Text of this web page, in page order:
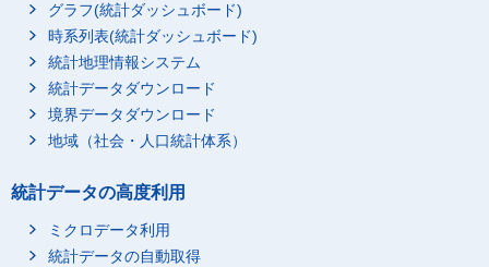
グラフ(統計ダッシュボード)
時系列表(統計ダッシュボード)
統計地理情報システム
統計データダウンロード
境界データダウンロード
地域（社会・人口統計体系）
統計データの高度利用
ミクロデータ利用
統計データの自動取得